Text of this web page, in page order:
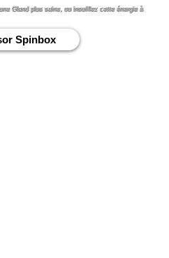
Gland plus saine, ou insufflez cette énergie à
Spinbox